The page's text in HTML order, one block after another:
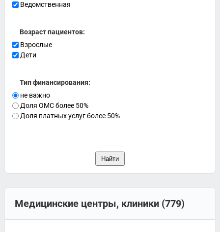
Ведомственная
Возраст пациентов:
Взрослые
Дети
Тип финансирования:
не важно
Доля ОМС более 50%
Доля платных услуг более 50%
Медицинские центры, клиники (779)